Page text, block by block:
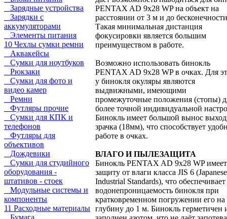
Зарядные устройства
Зарядки с
аккумуляторами
Элементы питания
10 Чехлы сумки ремни
Аквакейсы
Сумки для ноутбуков
Рюкзаки
Сумки для фото и
видео камер
Ремни
Футляры прочие
Сумки для КПК и
телефонов
Футляры для
объективов
Дождевики
Сумки для студийного
оборудования -
штативов - стоек
Модульные системы и
компоненты
11 Расходные материалы
Бумага
PENTAX AD 9x28 WP на объект на
расстоянии от 3 м и до
Такая минимальная дистанция
фокусировки является большим
преимуществом в работе.
Возможно использовать бинокль
PENTAX AD 9x28 WP в очках. Для
у бинокля окуляры являются
выдвижными, имеющими
промежуточные положения (стопы)
более точной индивидуальной
Бинокль имеет большой вынос
зрачка (18мм), что способствует
работе в очках.
ВЛАГО И ПЫЛЕЗАЩИТА
Бинокль PENTAX AD 9x28 WP имеет
защиту от влаги класса JIS 6 (Japanese
Industrial Standards), что обеспечивает
водонепроницаемость бинокля при
кратковременном погружении его на
глубину до 1 м. Бинокль герметичен